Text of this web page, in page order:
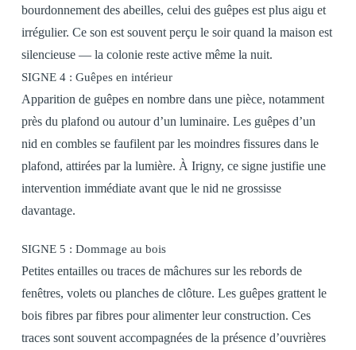
bourdonnement des abeilles, celui des guêpes est plus aigu et
irrégulier. Ce son est souvent perçu le soir quand la maison est
silencieuse — la colonie reste active même la nuit.
SIGNE 4 : Guêpes en intérieur
Apparition de guêpes en nombre dans une pièce, notamment
près du plafond ou autour d’un luminaire. Les guêpes d’un
nid en combles se faufilent par les moindres fissures dans le
plafond, attirées par la lumière. À Irigny, ce signe justifie une
intervention immédiate avant que le nid ne grossisse
davantage.
SIGNE 5 : Dommage au bois
Petites entailles ou traces de mâchures sur les rebords de
fenêtres, volets ou planches de clôture. Les guêpes grattent le
bois fibres par fibres pour alimenter leur construction. Ces
traces sont souvent accompagnées de la présence d’ouvrières